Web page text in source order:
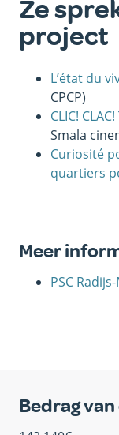
Ze
project
L’état du
CPCP)
CLIC!
Smala
Curiosité
quartiers
Meer
PSC
Bedrag